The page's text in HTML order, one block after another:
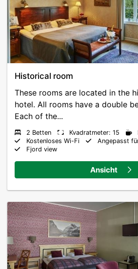
Historical room
These rooms are located in the
hotel. All rooms have a double
Each of the...
2 Betten Kvadratmeter: 15
Kostenloses Wi-Fi
Angepasst
Fjord view
Ansicht